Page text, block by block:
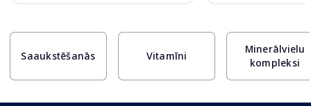
Saaukstēšanās Vitamīni
Minerālvielu
kompleksi